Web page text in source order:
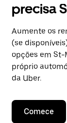
precisa
Aumente os
(se
opções em St-
próprio
da Uber.
Comece